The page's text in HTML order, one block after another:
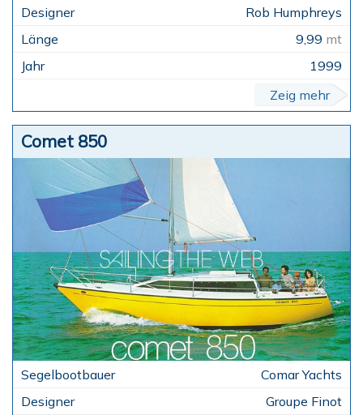
Rob Humphreys
9,99 mt
1999
Zeig mehr
Comet 850
Comar Yachts
Groupe Finot